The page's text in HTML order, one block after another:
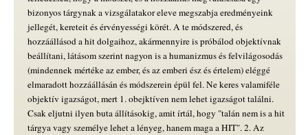
bizonyos tárgynak a vizsgálatakor eleve megszabja eredményeink
jellegét, kereteit és érvényességi körét. A te módszered, és
hozzáállásod a hit dolgaihoz, akármennyire is próbálod objektívnak
beállítani, látásom szerint nagyon is a humanizmus és felvilágosodás
(mindennek mértéke az ember, és az emberi ész és értelem) eléggé
elmaradott hozzáállásán és módszerein épül fel. Ne keres valamiféle
objektív igazságot, mert 1. obejktíven nem lehet igazságot találni.
Csak eljutni ilyen buta állításokig, amit írtál, hogy "talán nem is a hit
tárgya vagy személye lehet a lényeg, hanem maga a HIT". 2. Az